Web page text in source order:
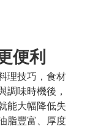
便利
理技巧，食材
調味時機後，
能大幅降低失
脂豐富、厚度